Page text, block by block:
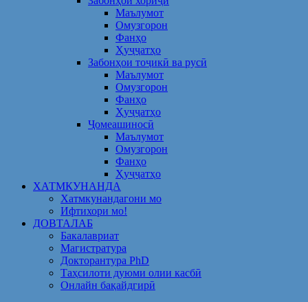
Маълумот
Омузгорон
Фанҳо
Ҳуҷҷатҳо
Забонҳои тоҷикӣ ва русӣ
Маълумот
Омузгорон
Фанҳо
Ҳуҷҷатҳо
Ҷомеашиносӣ
Маълумот
Омузгорон
Фанҳо
Ҳуҷҷатҳо
ХАТМКУНАНДА
Хатмкунандагони мо
Ифтихори мо!
ДОВТАЛАБ
Бакалавриат
Магистратура
Докторантура PhD
Таҳсилоти дуюми олии касбӣ
Онлайн бақайдгирӣ